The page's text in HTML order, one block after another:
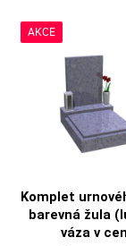
AKCE
Komplet
barevná žula
váza v